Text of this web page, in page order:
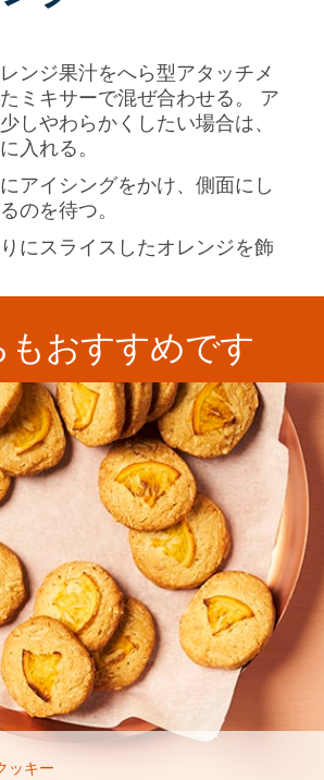
ンジ果汁をへら型アタッチメ
ミキサーで混ぜ合わせる。 ア
しやわらかくしたい場合は、
入れる。
アイシングをかけ、側面にし
のを待つ。
にスライスしたオレンジを飾
もおすすめです
ッキー